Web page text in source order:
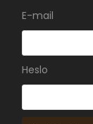
E-mail
Heslo